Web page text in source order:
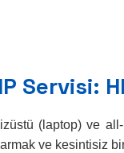
Servisi:
(laptop) ve all-
ve kesintisiz